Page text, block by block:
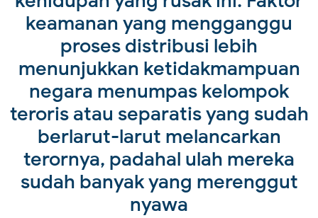
keamanan yang mengganggu
proses distribusi lebih
menunjukkan ketidakmampuan
negara menumpas kelompok
teroris atau separatis yang sudah
berlarut-larut melancarkan
terornya, padahal ulah mereka
sudah banyak yang merenggut
nyawa